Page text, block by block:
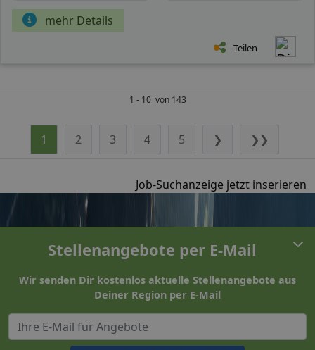
mehr Details
Teilen
1 - 10 von 143
1 2 3 4 5 ❯ ❯❯
Job-Suchanzeige jetzt inserieren
Stellenangebote per E-Mail
Wir senden Dir kostenlos aktuelle Stellenangebote aus
Deiner Region per E-Mail